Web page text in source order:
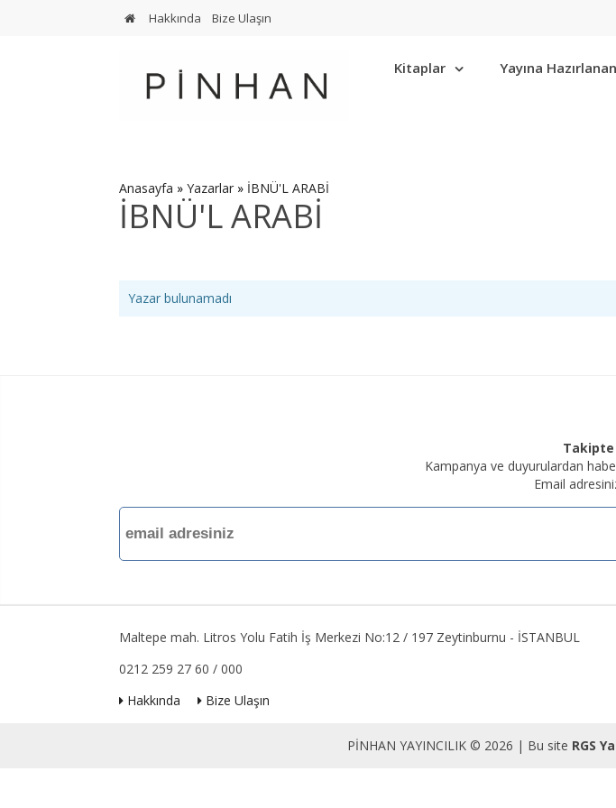
Hakkında Bize Ulaşın
Kitaplar Yayına
Anasayfa » Yazarlar » İBNÜ'L ARABİ
İBNÜ'L ARABİ
Yazar bulunamadı
Takipte
Kampanya ve duyurulardan
Email
Maltepe mah. Litros Yolu Fatih İş Merkezi No:12 / 197 Zeytinburnu - İSTANBUL
0212 259 27 60 / 000
Hakkında
Bize Ulaşın
PİNHAN YAYINCILIK © 2026 | Bu site RGS